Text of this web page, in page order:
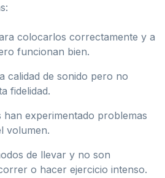
colocarlos correctamente y a
funcionan bien.
calidad de sonido pero no
fidelidad.
han experimentado problemas
volumen.
de llevar y no son
o hacer ejercicio intenso.